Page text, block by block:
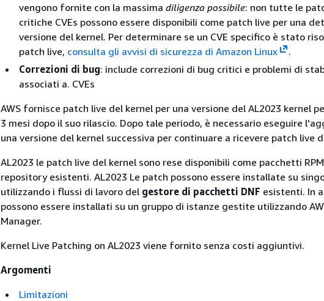
vengono fornite con la massima diligenza possibile: non tutte le
critiche CVEs possono essere disponibili come patch live per una
versione del kernel. Per determinare se un CVE specifico è stato
patch live, consulta gli avvisi di sicurezza di Amazon Linux
.
Correzioni di bug: include correzioni di bug critici e problemi di
associati a. CVEs
AWS fornisce patch live del kernel per una versione del AL2023 kernel
3 mesi dopo il suo rilascio. Dopo tale periodo, è necessario eseguire
una versione del kernel successiva per continuare a ricevere patch live
AL2023 le patch live del kernel sono rese disponibili come pacchetti
repository esistenti. AL2023 Le patch possono essere installate su
utilizzando i flussi di lavoro del gestore di pacchetti DNF esistenti. In
possono essere installati su un gruppo di istanze gestite utilizzando
Manager.
Kernel Live Patching on AL2023 viene fornito senza costi aggiuntivi.
Argomenti
Limitazioni